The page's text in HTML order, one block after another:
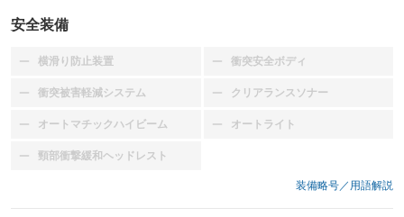
安全装備
横滑り防止装置
：装備なし 衝突安全ボディ
：装備なし
衝突被害軽減システム
：装備なし クリアランスソナー
：装備なし
オートマチックハイビーム
：装備なし オートライト
：装備なし
頸部衝撃緩和ヘッドレスト
：装備なし
装備略号／用語解説